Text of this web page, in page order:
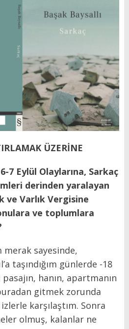
ÜZERİNE
7 Eylül Olaylarına, Sarkaç
derinden yaralayan
ve Varlık Vergisine
ve toplumlara
merak sayesinde,
taşındığım günlerde -18
hanın, apartmanın
gitmek zorunda
izlerle karşılaştım. Sonra
olmuş, kalanlar ne